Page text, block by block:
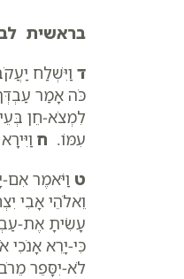
בראשית
ד וַיִּשְׁלַח
כֹּה אָמַר
לִמְצֹא-חֵן
עִמּוֹ. ח
ט וַיֹּאמֶר
וֵאלֹהֵי אָבִי
עָשִׂיתָ אֶת-
כִּי-יָרֵא אָנֹכִי
לֹא-יִסָּפֵר